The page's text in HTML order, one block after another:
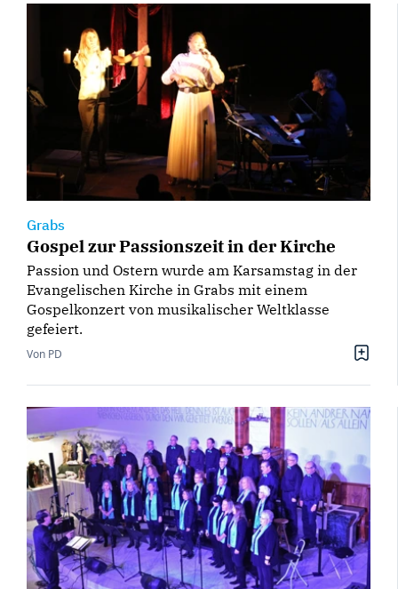
Grabs
Gospel zur Passionszeit in der Kirche
Passion und Ostern wurde am Karsamstag in der
Evangelischen Kirche in Grabs mit einem
Gospelkonzert von musikalischer Weltklasse
gefeiert.
Von PD